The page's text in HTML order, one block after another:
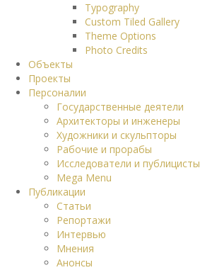
Typography
Custom Tiled Gallery
Theme Options
Photo Credits
Объекты
Проекты
Персоналии
Государственные деятели
Архитекторы и инженеры
Художники и скульпторы
Рабочие и прорабы
Исследователи и публицисты
Mega Menu
Публикации
Статьи
Репортажи
Интервью
Мнения
Анонсы